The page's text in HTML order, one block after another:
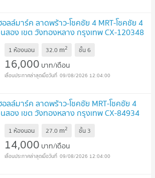
ลล์มาร์ค ลาดพร้าว-โชคชัย 4 MRT-โชคชัย 4
สอง เขต วังทองหลาง กรุงเทพ CX-120348
ตอบทันที ทีมงานมืออาชีพ ✅
1 ห้องนอน 32.0 m2 ชั้น6
16,000 บาท/เดือน
09/08/2026 12:04:00
ลล์มาร์ค ลาดพร้าว-โชคชัย MRT-โชคชัย 4
สอง เขต วังทองหลาง กรุงเทพ CX-84934
ตอบทันที ทีมงานมืออาชีพ
1 ห้องนอน 27.0 m2 ชั้น 3
14,000 บาท/เดือน
09/08/2026 12:04:00